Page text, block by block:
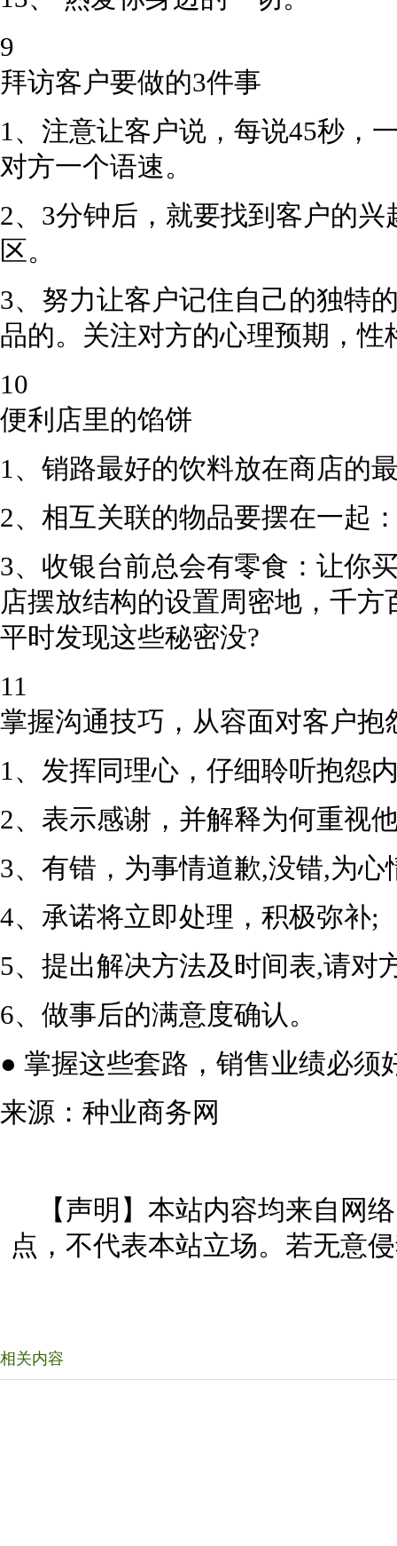
9
拜访客户要做的3件事
1、注意让客户说，每说45秒，
对方一个语速。
2、3分钟后，就要找到客户的
区。
3、努力让客户记住自己的独特
品的。关注对方的心理预期，性
10
便利店里的馅饼
1、销路最好的饮料放在商店的
2、相互关联的物品要摆在一起
3、收银台前总会有零食：让你
店摆放结构的设置周密地，千
平时发现这些秘密没?
11
掌握沟通技巧，从容面对客户抱
1、发挥同理心，仔细聆听抱怨
2、表示感谢，并解释为何重视
3、有错，为事情道歉,没错,为心
4、承诺将立即处理，积极弥补;
5、提出解决方法及时间表,请对
6、做事后的满意度确认。
● 掌握这些套路，销售业绩必须
来源：种业商务网
【声明】本站内容均来自网
点，不代表本站立场。若无意
相关内容